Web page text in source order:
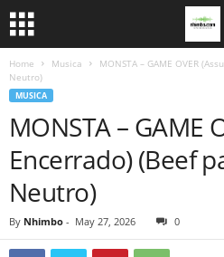
Home Musica
MONSTA – GAME OVER
Neutro)
MUSICA
MONSTA – GAME
Encerrado) (Beef
Neutro)
By Nhimbo - May 27, 2026 0